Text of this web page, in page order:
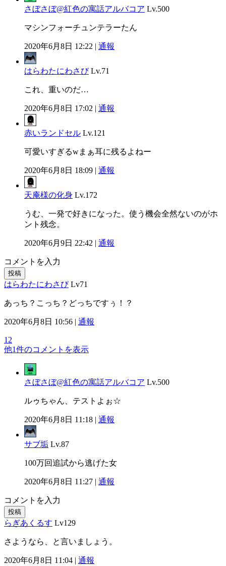
さぼさぼ@紅色の寓話アルバコア Lv.500
マシンフォーチュンテラーたん
2020年6月8日 12:22 | 通報
はらわたにわさび Lv.71
これ、重いのだ…
2020年6月8日 17:02 | 通報
赤いランドセル Lv.121
可愛いすぎるwまぁ耳に残るよねー
2020年6月8日 18:09 | 通報
天庵様の化身 Lv.172
うむ、一発で好きになった。使う機会全然ないのがホ
ント残念。
2020年6月9日 22:42 | 通報
コメントを入力
投稿
はらわたにわさび Lv71
あっち？こっち？どっちですぅ！？
2020年6月8日 10:56 | 通報
12
他1件のコメントを表示
さぼさぼ@紅色の寓話アルバコア Lv.500
ルゥちゃん、テストよぉ☆
2020年6月8日 11:18 | 通報
サブ垢 Lv.87
100万回追試から逃げた女
2020年6月8日 11:27 | 通報
コメントを入力
投稿
らぎあくるす Lv129
さようなら、と言いましょう。
2020年6月8日 11:04 | 通報